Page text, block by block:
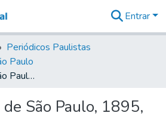
&
Coleções
Tudo na
Biblioteca
Estatísticas
Entrar
Periódicos Paulistas
Paulo
O Commercio de São Paulo, 1895, Ano III, n. 0673
São Paulo, 1895,